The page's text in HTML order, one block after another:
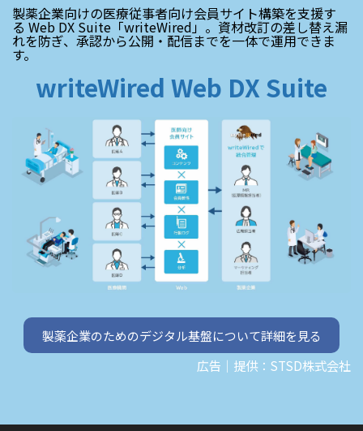
製薬企業向けの医療従事者向け会員サイト構築を支援す
る Web DX Suite「writeWired」。資材改訂の差し替え漏
れを防ぎ、承認から公開・配信までを一体で運用できま
す。
writeWired Web DX Suite
製薬企業のためのデジタル基盤について詳細を見る
広告｜提供：STSD株式会社